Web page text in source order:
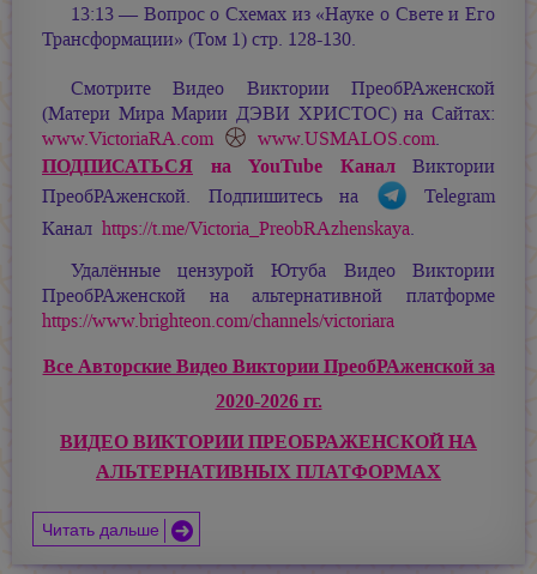
13:13 — Вопрос о Схемах из «Науке о Свете и Его
Трансформации» (Том 1) стр. 128-130.
Смотрите Видео Виктории ПреобРАженской
(Матери МираМарии ДЭВИ ХРИСТОС) на Сайтах:
www.VictoriaRA.com
www.USMALOS.com.
ПОДПИСАТЬСЯ на YouTube КаналВиктории
ПреобРАженской. Подпишитесь на
Telegram
Канал https://t.me/Victoria_PreobRAzhenskaya.
Удалённые цензурой Ютуба Видео Виктории
ПреобРАженской на альтернативной платформе
https://www.brighteon.com/channels/victoriara
Все Авторские Видео Виктории ПреобРАженской за
2020-2026 гг.
ВИДЕО ВИКТОРИИ ПРЕОБРАЖЕНСКОЙ НА
АЛЬТЕРНАТИВНЫХ ПЛАТФОРМАХ
Читать дальше